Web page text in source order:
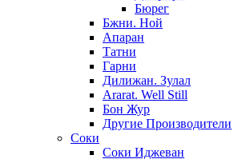
Бюрег
Бжни. Ной
Апаран
Татни
Гарни
Дилижан. Зулал
Ararat. Well Still
Бон Жур
Другие Производители
Соки
Соки Иджеван